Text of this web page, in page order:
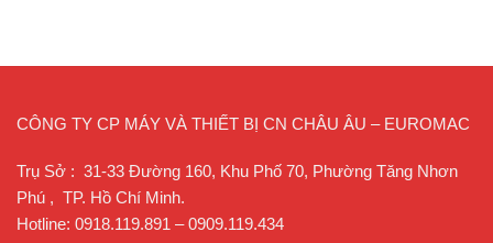
CÔNG TY CP MÁY VÀ THIẾT BỊ CN CHÂU ÂU – EUROMAC
Trụ Sở : 31-33 Đường 160, Khu Phố 70, Phường Tăng Nhơn
Phú , TP. Hồ Chí Minh.
Hotline: 0918.119.891 – 0909.119.434